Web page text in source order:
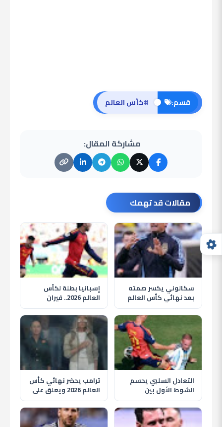
قسم: #كأس العالم
مشاركة المقال:
مقالات قد تهمك
سكالوني يكسر صمته
بعد نهائي كأس العالم
2026 ويكشف سر فخره
بمنتخب الأرجنتين
إسبانيا بطلة لكأس
العالم 2026.. فيران
توريس يقود الماتادور
لإسقاط الأرجنتين
التعادل السلبي يحسم
الشوط الأول بين
الأرجنتين وإسبانيا في
نهائي كأس العالم 2026
ترامب يحضر نهائي كأس
العالم 2026 ويعلق على
ليونيل ميسي